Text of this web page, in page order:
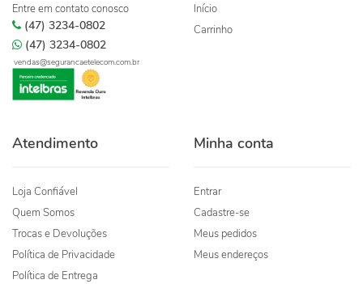
Entre em contato conosco
(47) 3234-0802
(47) 3234-0802
vendas@segurancaetelecom.com.br
Início
Carrinho
Atendimento
Loja Confiável
Quem Somos
Trocas e Devoluções
Política de Privacidade
Política de Entrega
Minha conta
Entrar
Cadastre-se
Meus pedidos
Meus endereços